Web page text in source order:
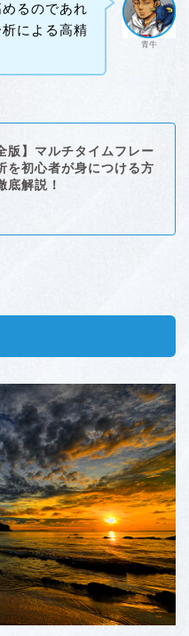
青牛
るのであれ
による高精
版】マルチタイムフレー
を初心者が身につける方
底解説！